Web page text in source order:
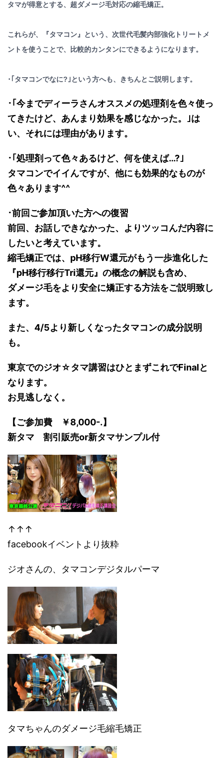
タマが得意とする、超ダメージ毛対応の縮毛矯正。
これらが、『タマコン』という、次世代毛髪内部強化トリ ートメ
ントを使うことで、比較的カンタンにできるようになります。
･｢タマコンでなに?｣という方へも、きちんとご説明し ます。
･｢今までディーラさんオススメの処理剤を色々使っ
てきたけど、あんまり効果を感じなかった。｣は
い、それには理由があります。
･｢処理剤って色々あるけど、何を使えば…?｣
タマコンでイイんですが、他にも効果的なものが
色々あり ます^^
･前回ご参加頂いた方への復習
前回、お話しできなかった、よりツッコんだ内容に
したいと考えています。
縮毛矯正では、pH移行W還元がもう一歩進化した
『pH移行移行Tri還元』の概念の解説も含め、
ダメージ毛をより安全に矯正する方法をご説明致し
ます。
また、4/5より新しくなったタマコンの成分説明
も。
東京でのジオ☆タマ講習はひとまずこれでFinalと
なります。
お見逃しなく。
【ご参加費 ￥8,000-.】
新タマ 割引販売or新タマサンプル付
↑↑↑
facebookイベントより抜粋
ジオさんの、タマコンデジタルパーマ
タマちゃんのダメージ毛縮毛矯正